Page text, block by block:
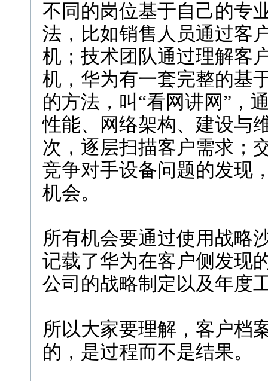
不同的岗位基于自己的专
法，比如销售人员通过客
机；技术团队通过理解客
机，华为有一套完整的基
的方法，叫“看网讲网”，
性能、网络架构、建设与
次，逐层扫描客户需求；
竞争对手设备问题的发现
机会。
所有机会要通过使用战略
记载了华为在客户侧发现
公司的战略制定以及年度
所以大家要理解，客户档
的，是过程而不是结果。